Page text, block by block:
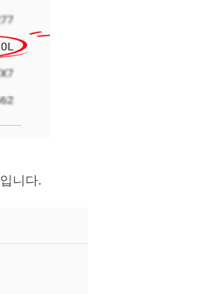
니다.